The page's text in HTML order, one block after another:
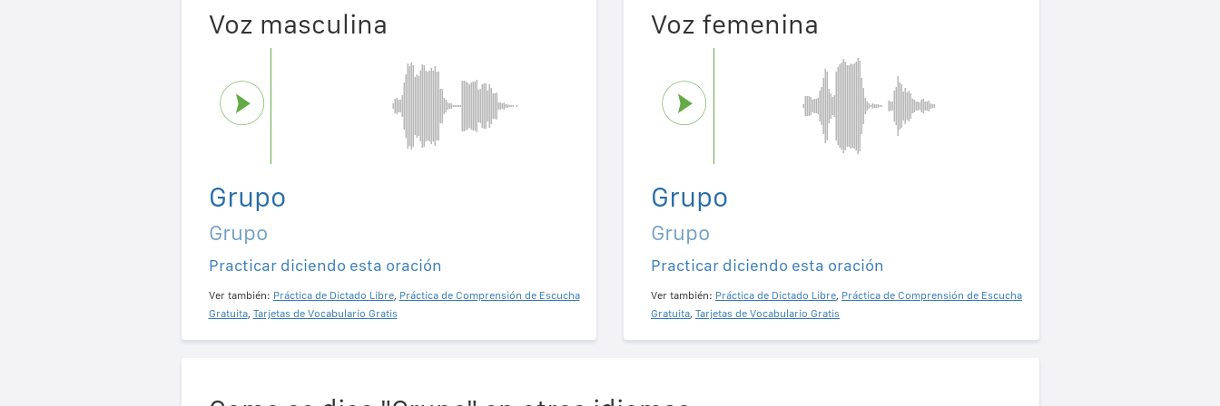
Voz masculina
Grupo
Grupo
Practicar diciendo esta oración
Ver también: Práctica de Dictado Libre, Práctica de Comprensión de Escucha
Gratuita, Tarjetas de Vocabulario Gratis
Voz femenina
Grupo
Grupo
Practicar diciendo esta oración
Ver también: Práctica de Dictado Libre, Práctica de Comprensión de Escucha
Gratuita, Tarjetas de Vocabulario Gratis